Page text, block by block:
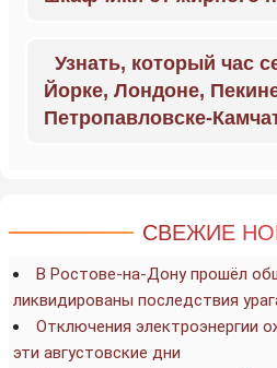
Узнать, который час
Йорке, Лондоне,
Петропавловске-
СВЕЖИЕ
В Ростове-на-Дону прошёл
ликвидированы последствия
Отключения электроэнергии
эти августовские дни